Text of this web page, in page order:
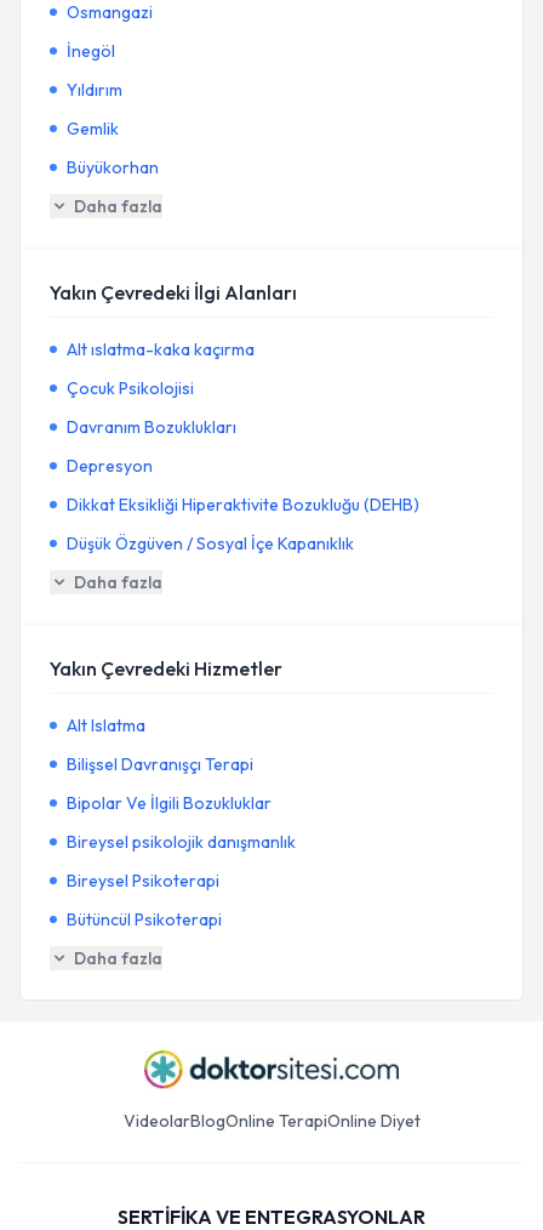
Osmangazi
İnegöl
Yıldırım
Gemlik
Büyükorhan
Daha fazla
Yakın Çevredeki İlgi Alanları
Alt ıslatma-kaka kaçırma
Çocuk Psikolojisi
Davranım Bozuklukları
Depresyon
Dikkat Eksikliği Hiperaktivite Bozukluğu (DEHB)
Düşük Özgüven / Sosyal İçe Kapanıklık
Daha fazla
Yakın Çevredeki Hizmetler
Alt Islatma
Bilişsel Davranışçı Terapi
Bipolar Ve İlgili Bozukluklar
Bireysel psikolojik danışmanlık
Bireysel Psikoterapi
Bütüncül Psikoterapi
Daha fazla
VideolarBlogOnline TerapiOnline Diyet
SERTİFİKA VE ENTEGRASYONLAR